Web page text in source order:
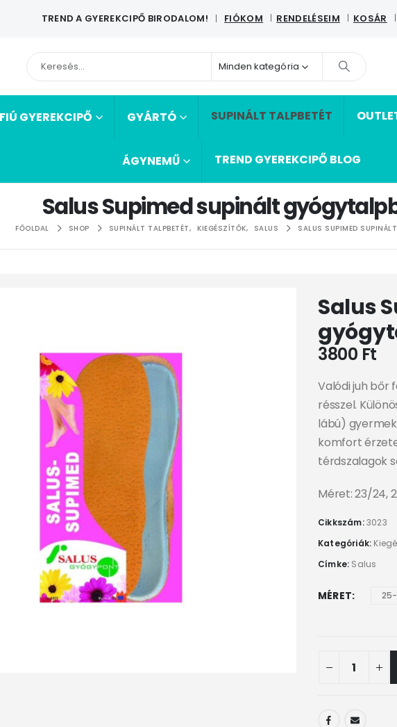
TREND A GYEREKCIPŐ BIRODALOM! | FIÓKOM RENDELÉSEIM KOSÁR
Minden kategória
FIÚ GYEREKCIPŐ GYÁRTÓ SUPINÁLT TALPBETÉT
ÁGYNEMŰ TREND GYEREKCIPŐ BLOG
Salus Supimed supinált
FŐOLDAL SHOP SUPINÁLT TALPBETÉT, KIEGÉSZÍTŐK, SALUS SALUS SUPIMED
Salus
3800 Ft
Valódi juh bőr
résszel.
lábú)
komfort
térdszalagok
Méret: 23/24,
Cikkszám:3023
Kategóriák:
Címke: Salus
MÉRET